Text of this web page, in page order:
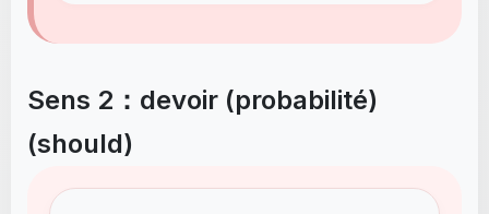
Sens 2：devoir (probabilité)
(should)